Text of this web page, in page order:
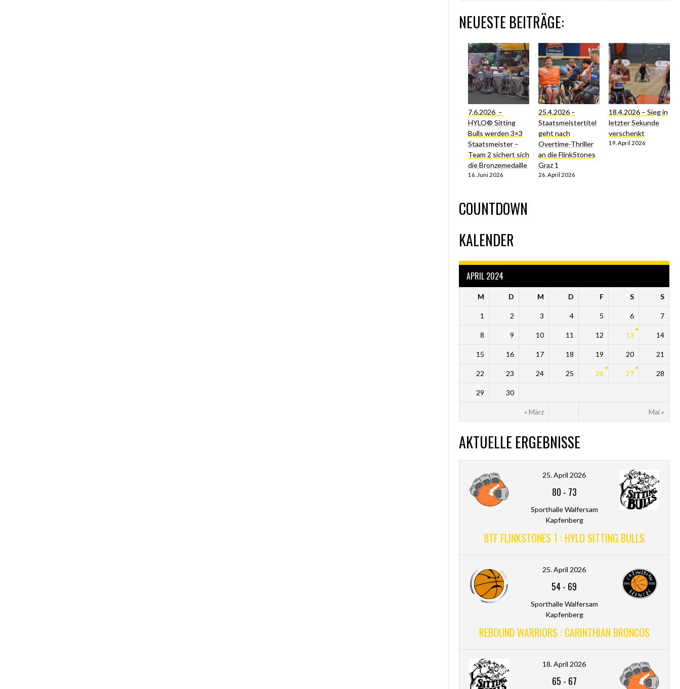
NEUESTE BEITRÄGE:
7.6.2026 –
HYLO® Sitting
Bulls werden 3×3
Staatsmeister –
Team 2 sichert sich
die Bronzemedaille
16. Juni 2026
25.4.2026 –
Staatsmeistertitel
geht nach
Overtime-Thriller
an die FlinkStones
Graz 1
26. April 2026
18.4.2026 – Sieg in
letzter Sekunde
verschenkt
19. April 2026
COUNTDOWN
KALENDER
APRIL 2024
M D M D F S S
« März Mai »
1 2 3 4 5 6 7
8 9 10 11 12 13 14
15 16 17 18 19 20 21
22 23 24 25 26 27 28
29 30
AKTUELLE ERGEBNISSE
25. April 2026
80 - 73
Sporthalle Walfersam
Kapfenberg
8TF FLINKSTONES 1 : HYLO SITTING BULLS
25. April 2026
54- 69
Sporthalle Walfersam
Kapfenberg
REBOUND WARRIORS : CARINTHIAN BRONCOS
18. April 2026
65 - 67